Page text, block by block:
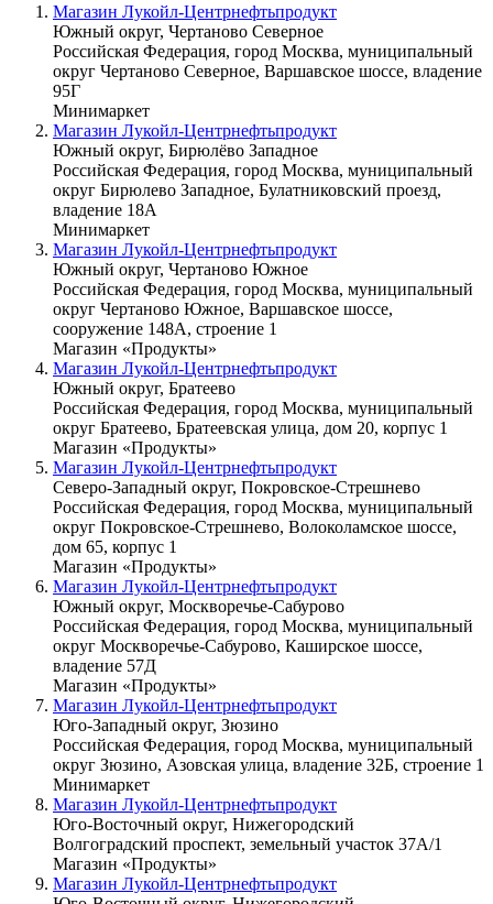
Магазин Лукойл-Центрнефтьпродукт
Южный округ, Чертаново Северное
Российская Федерация, город Москва, муниципальный
округ Чертаново Северное, Варшавское шоссе, владение
95Г
Минимаркет
Магазин Лукойл-Центрнефтьпродукт
Южный округ, Бирюлёво Западное
Российская Федерация, город Москва, муниципальный
округ Бирюлево Западное, Булатниковский проезд,
владение 18А
Минимаркет
Магазин Лукойл-Центрнефтьпродукт
Южный округ, Чертаново Южное
Российская Федерация, город Москва, муниципальный
округ Чертаново Южное, Варшавское шоссе,
сооружение 148А, строение 1
Магазин «Продукты»
Магазин Лукойл-Центрнефтьпродукт
Южный округ, Братеево
Российская Федерация, город Москва, муниципальный
округ Братеево, Братеевская улица, дом 20, корпус 1
Магазин «Продукты»
Магазин Лукойл-Центрнефтьпродукт
Северо-Западный округ, Покровское-Стрешнево
Российская Федерация, город Москва, муниципальный
округ Покровское-Стрешнево, Волоколамское шоссе,
дом 65, корпус 1
Магазин «Продукты»
Магазин Лукойл-Центрнефтьпродукт
Южный округ, Москворечье-Сабурово
Российская Федерация, город Москва, муниципальный
округ Москворечье-Сабурово, Каширское шоссе,
владение 57Д
Магазин «Продукты»
Магазин Лукойл-Центрнефтьпродукт
Юго-Западный округ, Зюзино
Российская Федерация, город Москва, муниципальный
округ Зюзино, Азовская улица, владение 32Б, строение 1
Минимаркет
Магазин Лукойл-Центрнефтьпродукт
Юго-Восточный округ, Нижегородский
Волгоградский проспект, земельный участок 37А/1
Магазин «Продукты»
Магазин Лукойл-Центрнефтьпродукт